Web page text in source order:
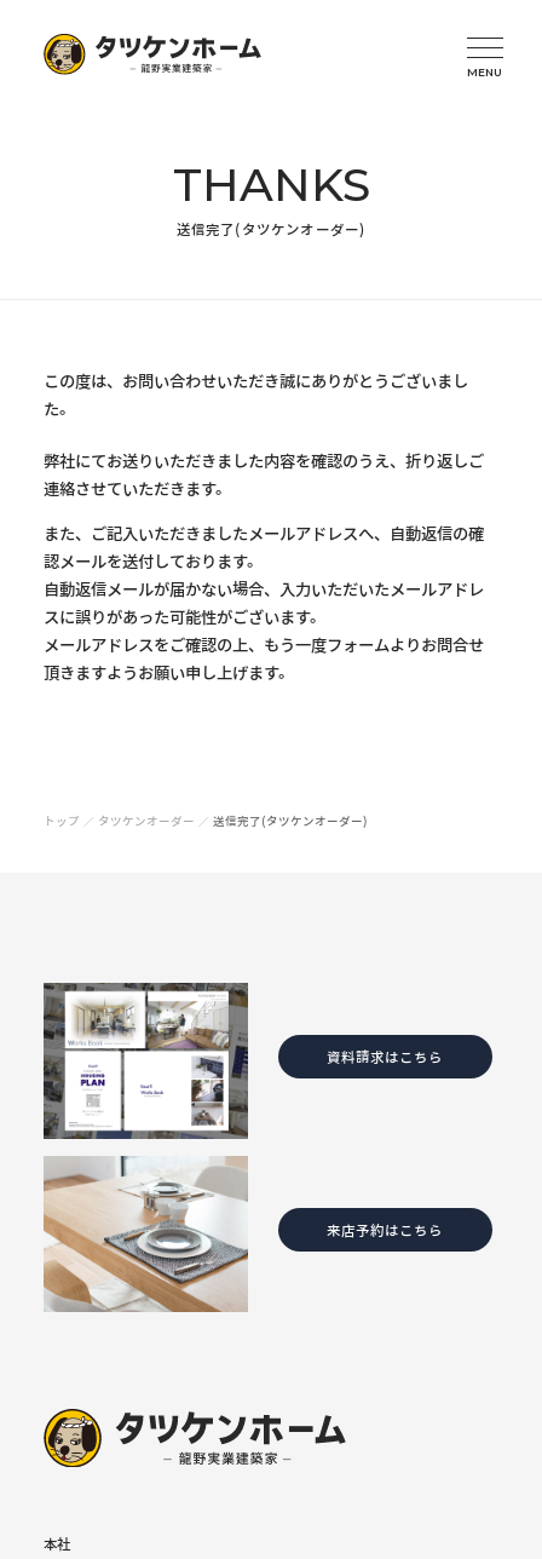
THANKS
送信完了(タツケンオーダー)
この度は、お問い合わせいただき誠にありがとうございまし
た。
弊社にてお送りいただきました内容を確認のうえ、折り返しご
連絡させていただきます。
また、ご記入いただきましたメールアドレスへ、自動返信の確
認メールを送付しております。
自動返信メールが届かない場合、入力いただいたメールアドレ
スに誤りがあった可能性がございます。
メールアドレスをご確認の上、もう一度フォームよりお問合せ
頂きますようお願い申し上げます。
トップ ／ タツケンオーダー ／ 送信完了(タツケンオーダー)
資料請求はこちら
来店予約はこちら
本社